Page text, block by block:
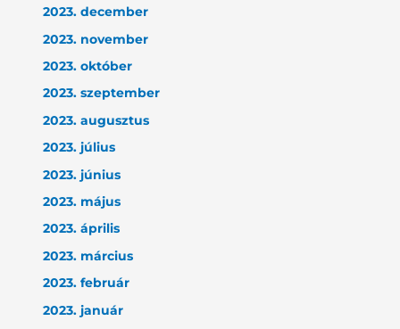
2023. december
2023. november
2023. október
2023. szeptember
2023. augusztus
2023. július
2023. június
2023. május
2023. április
2023. március
2023. február
2023. január